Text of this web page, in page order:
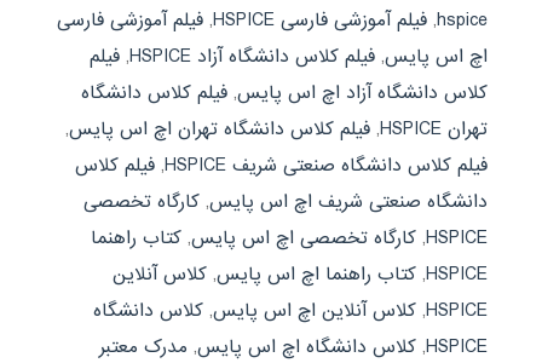
hspice
, فیلم آموزشی فارسی HSPICE , فیلم آموزشی فارسی
اچ اس پایس, فیلم کلاس دانشگاه آزاد HSPICE , فیلم
کلاس دانشگاه آزاد اچ اس پایس, فیلم کلاس دانشگاه
تهران HSPICE
, فیلم کلاس دانشگاه تهران اچ اس پایس,
فیلم کلاس دانشگاه صنعتی شریف HSPICE
, فیلم کلاس
دانشگاه صنعتی شریف اچ اس پایس, کارگاه تخصصی
HSPICE
, کارگاه تخصصی اچ اس پایس, کتاب راهنما
HSPICE
, کتاب راهنما اچ اس پایس, کلاس آنلاین
HSPICE
, کلاس آنلاین اچ اس پایس, کلاس دانشگاه
HSPICE
, کلاس دانشگاه اچ اس پایس, مدرک معتبر